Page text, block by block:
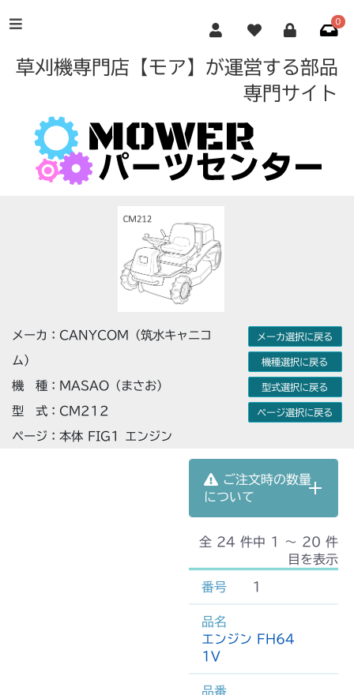
0
草刈機専門店【モア】が運営する部品
専門サイト
メーカ：CANYCOM（筑水キャニコ
ム）
機 種：MASAO（まさお）
型 式：CM212
ページ：本体 FIG1 エンジン
メーカ選択に戻る
機種選択に戻る
型式選択に戻る
ページ選択に戻る
ご注文時の数量
について
全 24 件中 1 〜 20 件
目を表示
1
エンジン FH64
1V